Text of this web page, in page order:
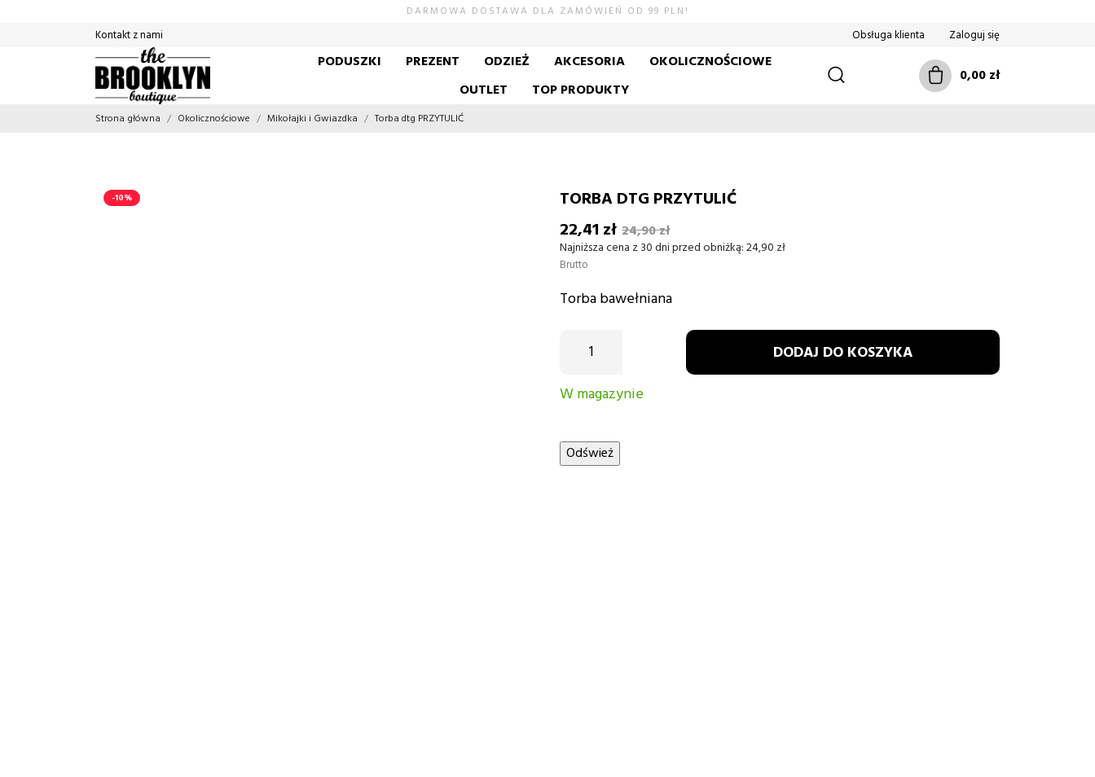
DARMOWA DOSTAWA DLA ZAMÓWIEŃ OD 99 PLN!
Kontakt z nami Obsługa klienta Zaloguj się
PODUSZKI PREZENT ODZIEŻ AKCESORIA
OKOLICZNOŚCIOWE
OUTLET
TOP PRODUKTY
0,00 zł
Strona główna Okolicznościowe Mikołajki i Gwiazdka Torba dtg PRZYTULIĆ
-10%
TORBA DTG PRZYTULIĆ
22,41 zł 24,90 zł
Najniższa cena z 30 dni przed obniżką:24,90 zł
Brutto
Torba bawełniana
DODAJ DO KOSZYKA
W magazynie